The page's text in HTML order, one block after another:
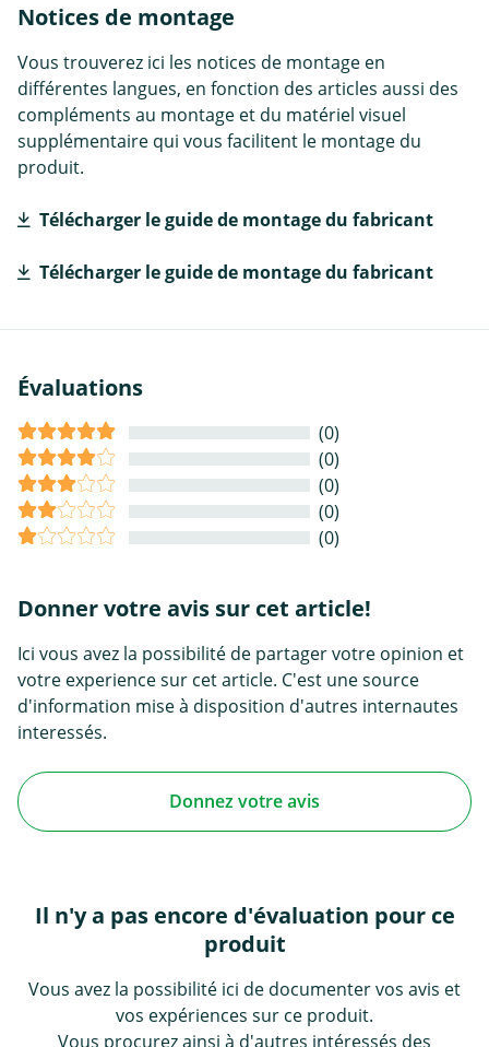
Notices de montage
Vous trouverez ici les notices de montage en
différentes langues, en fonction des articles aussi des
compléments au montage et du matériel visuel
supplémentaire qui vous facilitent le montage du
produit.
Télécharger le guide de montage du fabricant
Télécharger le guide de montage du fabricant
Évaluations
(0)
(0)
(0)
(0)
(0)
Donner votre avis sur cet article!
Ici vous avez la possibilité de partager votre opinion et
votre experience sur cet article. C'est une source
d'information mise à disposition d'autres internautes
interessés.
Donnez votre avis
Il n'y a pas encore d'évaluation pour ce
produit
Vous avez la possibilité ici de documenter vos avis et
vos expériences sur ce produit.
Vous procurez ainsi à d'autres intéressés des